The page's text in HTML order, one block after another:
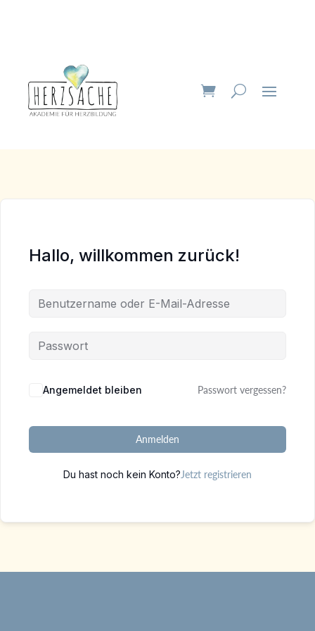
Hallo, willkommen zurück!
Alternative:
Angemeldet bleiben Passwort vergessen?
Anmelden
Du hast noch kein Konto?Jetzt registrieren